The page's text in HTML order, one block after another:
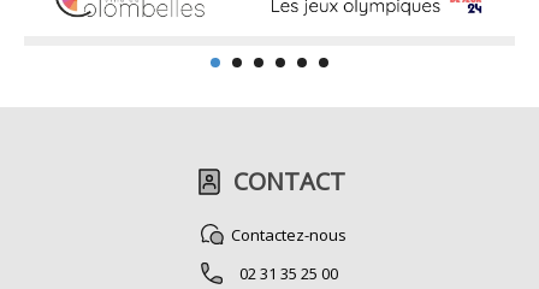
CONTACT
Contactez-nous
02 31 35 25 00